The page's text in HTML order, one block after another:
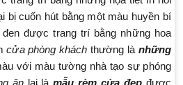
bị cuốn hút bằng một màu huyền bí
được trang trí bằng những hoa
cửa phòng khách thường là những
với màu tường nhà tạo sự phóng